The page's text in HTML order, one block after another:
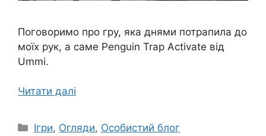
Поговоримо про гру, яка днями потрапила до
моїх рук, а саме Penguin Trap Activate від
Ummi.
Читати далі
Категорії
Ігри, Огляди, Особистий блог